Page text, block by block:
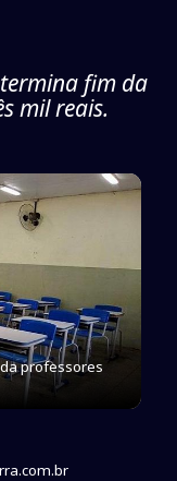
fim da
mil reais.
professores